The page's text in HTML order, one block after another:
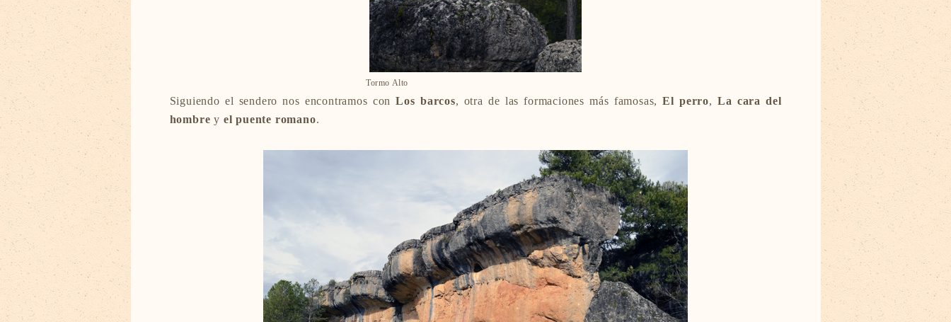
Tormo Alto
Siguiendo el sendero nos encontramos conLos barcos, otra de las formaciones más famosas, El perro, La cara del
hombre y el puente romano.